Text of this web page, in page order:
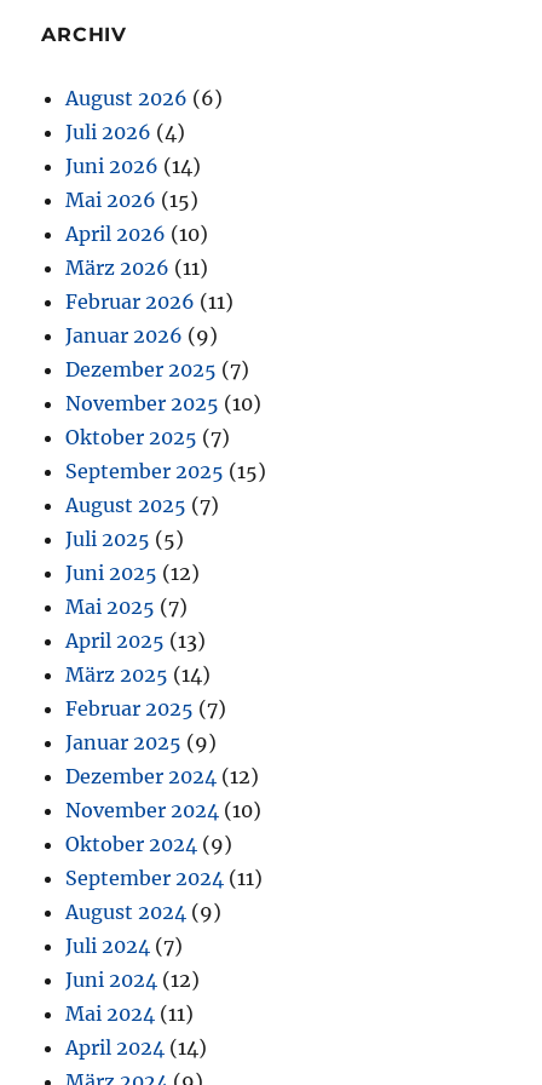
ARCHIV
August 2026 (6)
Juli 2026 (4)
Juni 2026 (14)
Mai 2026 (15)
April 2026 (10)
März 2026 (11)
Februar 2026 (11)
Januar 2026 (9)
Dezember 2025 (7)
November 2025 (10)
Oktober 2025 (7)
September 2025 (15)
August 2025 (7)
Juli 2025 (5)
Juni 2025 (12)
Mai 2025 (7)
April 2025 (13)
März 2025 (14)
Februar 2025 (7)
Januar 2025 (9)
Dezember 2024 (12)
November 2024 (10)
Oktober 2024 (9)
September 2024 (11)
August 2024 (9)
Juli 2024 (7)
Juni 2024 (12)
Mai 2024 (11)
April 2024 (14)